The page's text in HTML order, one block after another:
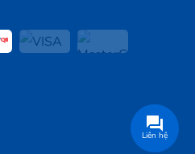
Liên hệ